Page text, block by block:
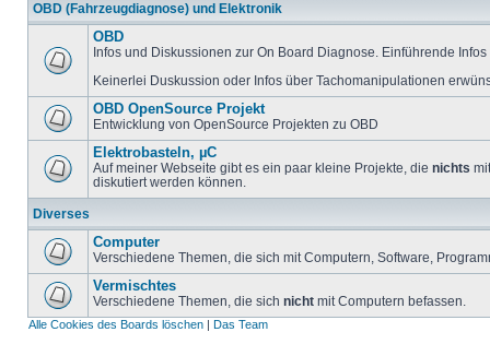
OBD (Fahrzeugdiagnose) und Elektronik
OBD
Infos und Diskussionen zur On Board Diagnose. Einführende
Keinerlei Duskussion oder Infos über Tachomanipulationen
OBD OpenSource Projekt
Entwicklung von OpenSource Projekten zu OBD
Elektrobasteln, µC
Auf meiner Webseite gibt es ein paar kleine Projekte, die nichts
diskutiert werden können.
Diverses
Computer
Verschiedene Themen, die sich mit Computern, Software,
Vermischtes
Verschiedene Themen, die sich nicht mit Computern befassen.
Alle Cookies des Boards löschen | Das Team